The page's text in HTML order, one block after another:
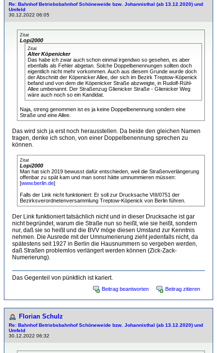
Re: Bahnhof Betriebsbahnhof Schöneweide bzw. Johannisthal (ab 13.12.2020) und
Umfeld
30.12.2022 06:05
Zitat
Lopi2000
Zitat
Alter Köpenicker
Das habe ich zwar auch schon einmal irgendwo so gesehen, es aber
ebenfalls als Fehler abgetan. Solche Doppelbenennungen sollten doch
eigentlich nicht mehr vorkommen. Auch aus diesem Grunde wurde doch
der Abschnitt der Köpenicker Allee, der sich im Bezirk Treptow-Köpenick
befand und von dem die Köpenicker Straße abzweigte, in Rudolf-Rühl-
Allee umbenannt. Der Straßenzug Glienicker Straße - Glienicker Weg
wäre auch noch so ein Kandidat.
Naja, streng genommen ist es ja keine Doppelbenennung sondern eine
Straße und eine Allee.
Das wird sich ja erst noch herausstellen. Da beide den gleichen Namen
tragen, denke ich schon, von einer Doppelbenennung sprechen zu
können.
Zitat
Lopi2000
Man hat sich 2019 bewusst dafür entschieden, weil die Straßenverlängerung
offenbar zu spät kam und man sonst hätte umnummieren müssen:
[www.berlin.de]
Falls der Link nicht funktioniert: Er soll zur Drucksache VIII/0751 der
Bezirksverordnetenversammlung Treptow-Köpenick von Berlin führen.
Der Link funktioniert tatsächlich nicht und in dieser Drucksache ist gar
nicht begründet, warum die Straße nun so heißt, wie sie heißt, sondern
nur, daß sie so heißt und die BVV möge diesen Umstand zur Kenntnis
nehmen. Die Ausrede mit der Umnumerierung zieht jedenfalls nicht, da
spätestens seit 1927 in Berlin die Hausnummern so vergeben werden,
daß Straßen problemlos verlängert werden können (Zick-Zack-
Numerierung).
Das Gegenteil von pünktlich ist kariert.
Beitrag beantworten Beitrag zitieren
Florian Schulz
Re: Bahnhof Betriebsbahnhof Schöneweide bzw. Johannisthal (ab 13.12.2020) und
Umfeld
30.12.2022 06:32